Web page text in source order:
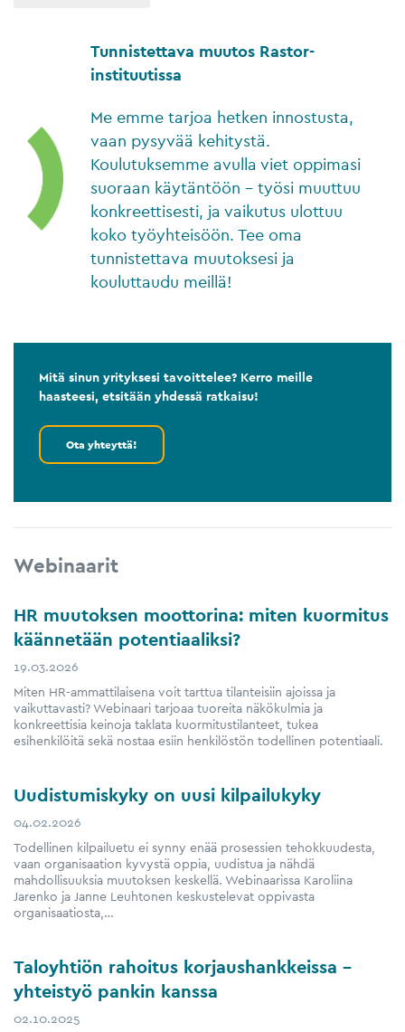
Tunnistettava muutos Rastor-
instituutissa
Me emme tarjoa hetken innostusta,
vaan pysyvää kehitystä.
Koulutuksemme avulla viet oppimasi
suoraan käytäntöön – työsi muuttuu
konkreettisesti, ja vaikutus ulottuu
koko työyhteisöön. Tee oma
tunnistettava muutoksesi ja
kouluttaudu meillä!
Mitä sinun yrityksesi tavoittelee? Kerro meille
haasteesi, etsitään yhdessä ratkaisu!
Ota yhteyttä!
Webinaarit
HR muutoksen moottorina: miten kuormitus
käännetään potentiaaliksi?
19.03.2026
Miten HR-ammattilaisena voit tarttua tilanteisiin ajoissa ja
vaikuttavasti? Webinaari tarjoaa tuoreita näkökulmia ja
konkreettisia keinoja taklata kuormitustilanteet, tukea
esihenkilöitä sekä nostaa esiin henkilöstön todellinen potentiaali.
Uudistumiskyky on uusi kilpailukyky
04.02.2026
Todellinen kilpailuetu ei synny enää prosessien tehokkuudesta,
vaan organisaation kyvystä oppia, uudistua ja nähdä
mahdollisuuksia muutoksen keskellä. Webinaarissa Karoliina
Jarenko ja Janne Leuhtonen keskustelevat oppivasta
organisaatiosta,…
Taloyhtiön rahoitus korjaushankkeissa –
yhteistyö pankin kanssa
02.10.2025